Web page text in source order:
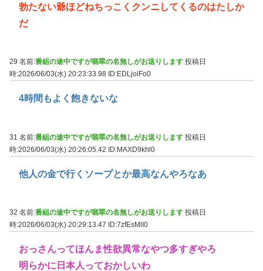
勃たない爺ほどねちっこくクンニしてくるのはたしか
だ
29 名前:番組の途中ですが翡翠の名無しがお送りします 投稿日
時:2026/06/03(水) 20:23:33.98 ID:EDLjolFo0
4時間もよく飽きないな
31 名前:番組の途中ですが翡翠の名無しがお送りします 投稿日
時:2026/06/03(水) 20:26:05.42 ID:MAXD9khl0
他人の金で行くソープとか最高なんやろなあ
32 名前:番組の途中ですが翡翠の名無しがお送りします 投稿日
時:2026/06/03(水) 20:29:13.47
ID:7zfEsMlI0
おっさんってほんま性欲異常なやつ多すぎやろ
明らかに日本人っておかしいわ